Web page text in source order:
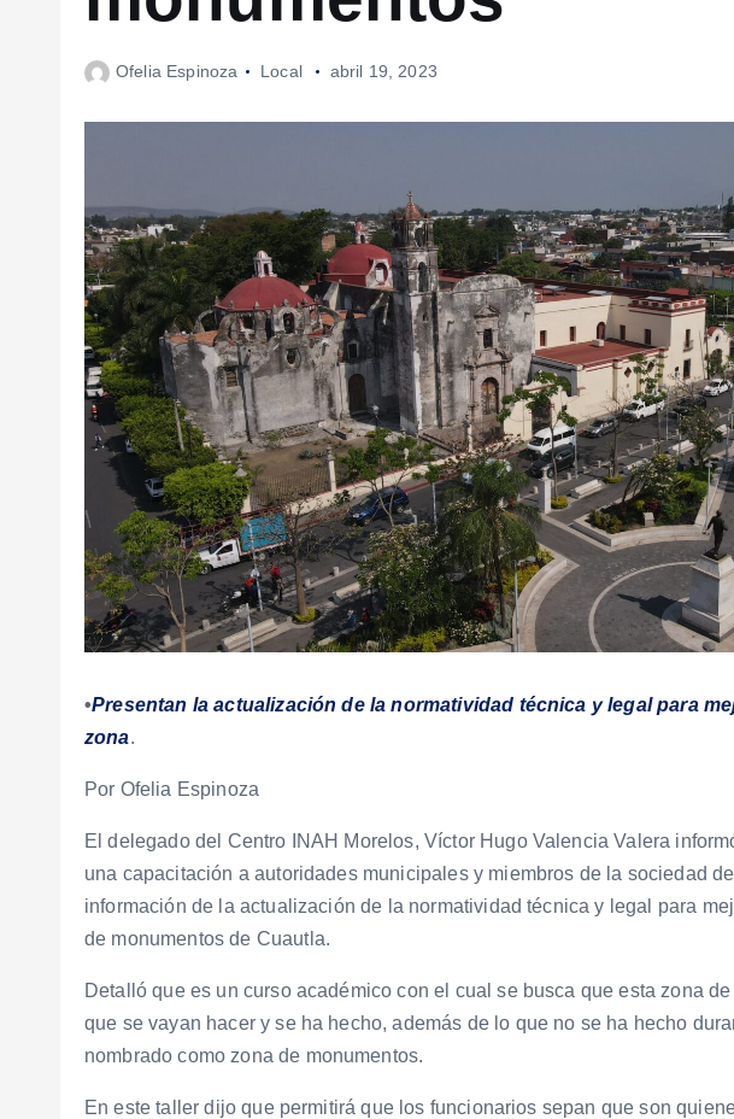
Ofelia Espinoza Local abril 19, 2023
•Presentan la actualización de la normatividad técnica y legal para
zona.
Por Ofelia Espinoza
El delegado del Centro INAH Morelos, Víctor Hugo Valencia Valera
una capacitación a autoridades municipales y miembros de la sociedad
información de la actualización de la normatividad técnica y legal para
de monumentos de Cuautla.
Detalló que es un curso académico con el cual se busca que esta zona
que se vayan hacer y se ha hecho, además de lo que no se ha hecho
nombrado como zona de monumentos.
En este taller dijo que permitirá que los funcionarios sepan que son